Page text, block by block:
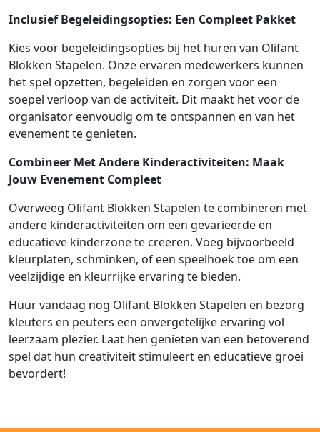
Inclusief Begeleidingsopties: Een Compleet Pakket
Kies voor begeleidingsopties bij het huren van Olifant
Blokken Stapelen. Onze ervaren medewerkers kunnen
het spel opzetten, begeleiden en zorgen voor een
soepel verloop van de activiteit. Dit maakt het voor de
organisator eenvoudig om te ontspannen en van het
evenement te genieten.
Combineer Met Andere Kinderactiviteiten: Maak
Jouw Evenement Compleet
Overweeg Olifant Blokken Stapelen te combineren met
andere kinderactiviteiten om een gevarieerde en
educatieve kinderzone te creëren. Voeg bijvoorbeeld
kleurplaten, schminken, of een speelhoek toe om een
veelzijdige en kleurrijke ervaring te bieden.
Huur vandaag nog Olifant Blokken Stapelen en bezorg
kleuters en peuters een onvergetelijke ervaring vol
leerzaam plezier. Laat hen genieten van een betoverend
spel dat hun creativiteit stimuleert en educatieve groei
bevordert!